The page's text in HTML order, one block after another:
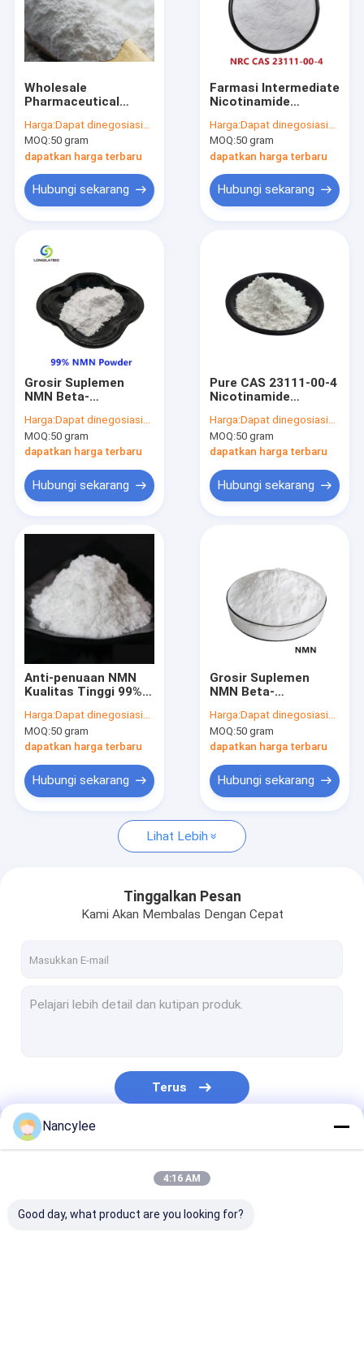
Produk
Tentang kami
Tur Pabrik
Kontrol kualitas
Permintaan Penawaran
Triptida Tembaga 1
Finasteride Powder
Air Bac
API Farmasi
Bahan Baku Kosmetik
Wholesale
Pharmaceutical
CAS 1094-61-7
Harga:Dapat dinegosiasikan
MOQ:50 gram
dapatkan harga terbaru
Hubungi sekarang
Farmasi Intermediate
Nicotinamide
CAS 23111-00-4 NR-
Cl
Harga:Dapat dinegosiasikan
MOQ:50 gram
dapatkan harga terbaru
Hubungi sekarang
Grosir Suplemen
NMN Beta-
Mononucleotide 99%
Bubuk Anti-Aging
Harga:Dapat dinegosiasikan
MOQ:50 gram
dapatkan harga terbaru
Hubungi sekarang
Pure CAS 23111-00-4
Nicotinamide
Untuk Anti Penuaan
Harga:Dapat dinegosiasikan
MOQ:50 gram
dapatkan harga terbaru
Hubungi sekarang
Anti-penuaan NMN
Kualitas Tinggi 99%
Mononucleotide
Powder
Harga:Dapat dinegosiasikan
MOQ:50 gram
dapatkan harga terbaru
Hubungi sekarang
Grosir Suplemen
NMN Beta-
Mononucleotide 99%
Anti-Aging NMN
Powder
Harga:Dapat dinegosiasikan
MOQ:50 gram
dapatkan harga terbaru
Hubungi sekarang
Lihat Lebih
Tinggalkan Pesan
Kami Akan Membalas Dengan Cepat
Terus
Kategori Kami
Nancylee
4:16 AM
Good day, what product are you looking for?